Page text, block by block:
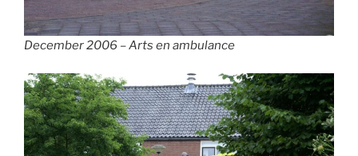
December 2006 – Arts en ambulance